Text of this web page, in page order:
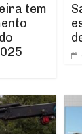
tem